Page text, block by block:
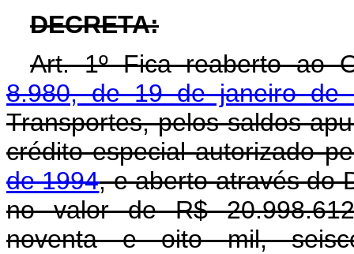
DECRETA:
Art. 1º Fica reaberto ao
8.980, de 19 de janeiro de
Transportes, pelos saldos
crédito especial autorizado
de 1994, e aberto através do
no valor de R$
noventa e oito mil,